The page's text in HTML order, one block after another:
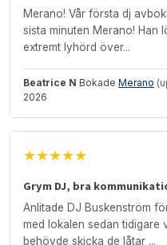
Merano! Vår första dj
sista minuten Merano! Han
extremt lyhörd över...
Beatrice N Bokade Merano
2026
★★★★★
Grym DJ, bra
Anlitade DJ Buskenström
med lokalen sedan tidigare
behövde skicka de låtar ...